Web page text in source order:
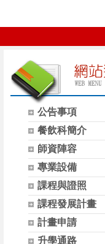
公告事項
餐飲科簡介
師資陣容
專業設備
課程與證照
課程發展計畫
計畫申請
升學通路